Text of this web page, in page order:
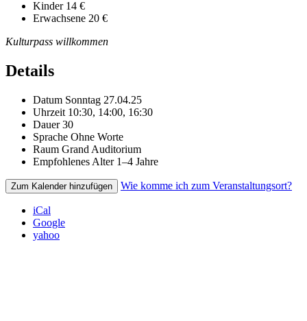
Kinder 14 €
Erwachsene 20 €
Kulturpass willkommen
Details
Datum Sonntag 27.04.25
Uhrzeit 10:30, 14:00, 16:30
Dauer 30
Sprache Ohne Worte
Raum Grand Auditorium
Empfohlenes Alter 1–4 Jahre
Zum Kalender hinzufügen Wie komme ich zum Veranstaltungsort?
iCal
Google
yahoo